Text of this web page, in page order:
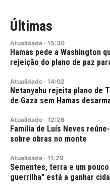
Últimas
Atualidade · 15:30
Hamas pede a Washington
rejeição do plano de paz
Atualidade · 14:02
Netanyahu rejeita plano de
de Gaza sem Hamas
Atualidade · 12:26
Família de Luís Neves
sobre obras no monte
Atualidade · 11:29
Sementes, terra e um
guerrilha" está a ganhar